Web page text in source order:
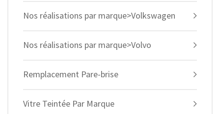
Nos réalisations par marque>Volkswagen
Nos réalisations par marque>Volvo
Remplacement Pare-brise
Vitre Teintée Par Marque